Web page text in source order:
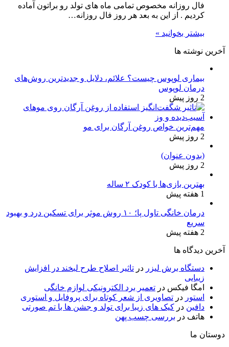
فال روزانه مخصوص تمامی ماه های تولد رو براتون آماده
کردیم . از این به بعد هر روز فال روزانه…
بیشتر بخوانید »
آخرین نوشته ها
بیماری لوپوس چیست؟ علائم، دلایل و جدیدترین روش‌های
درمان لوپوس
2 روز پیش
مهم‌ترین خواص روغن آرگان برای مو
2 روز پیش
(بدون عنوان)
2 روز پیش
بهترین بازی‌ها با کودک ۲ ساله
1 هفته پیش
درمان خانگی تاول پا؛ ۱۰ روش موثر برای تسکین درد و بهبود
سریع
2 هفته پیش
آخرین دیدگاه ها
دستگاه برش لیزر در تاثیر اصلاح طرح لبخند در افزایش
زیبایی
امگا فیکس در تعمیر برد الکترونیکی لوازم خانگی
استور در تصاویری از شعر کوتاه برای پروفایل و استوری
دافین در کیک های زیبا برای تولد و جشن ها با تم صورتی
هاتف در بررسی چسب پهن
دوستان ما